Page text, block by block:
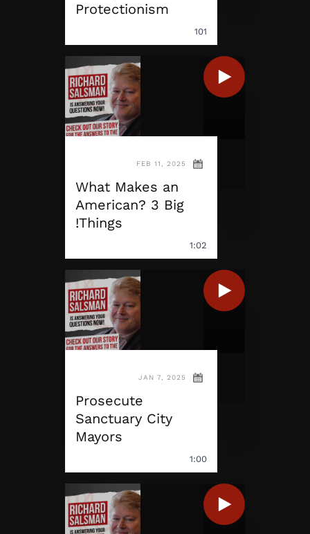
Protectionism
101
FEB 11, 2025
What Makes an
American? 3 Big
Things!
1:02
JAN 7, 2025
Prosecute
Sanctuary City
Mayors
1:00